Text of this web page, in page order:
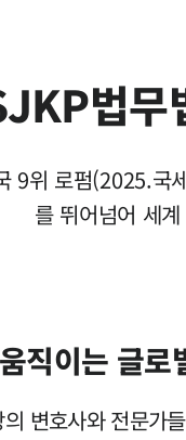
법무
9위 로펌(2025.
직이는 글
변호사와 전문